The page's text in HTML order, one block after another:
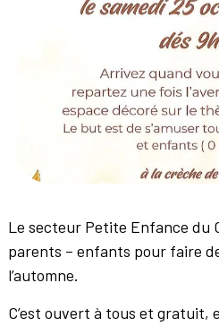
Le secteur Petite Enfance du
parents – enfants pour faire
l’automne.
C’est ouvert à tous et gratuit,